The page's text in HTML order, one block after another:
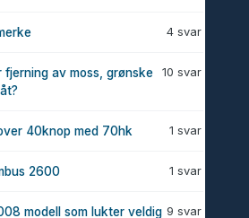
4 svar
10 svar
fjerning av moss, grønske
1 svar
40knop med 70hk
1 svar
2600
9 svar
modell som lukter veldig